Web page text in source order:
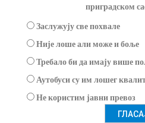
приградском
Заслужују све похвале
Није лоше али може и боље
Требало би да имају више
Аутобуси су им лошег
Не користим јавни превоз